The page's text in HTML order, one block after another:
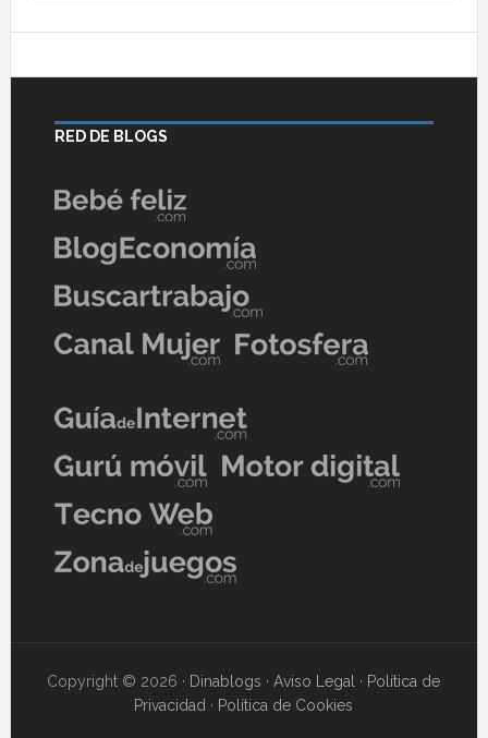
RED DE BLOGS
Copyright © 2026 · Dinablogs ·Aviso Legal · Política de
Privacidad · Política de Cookies